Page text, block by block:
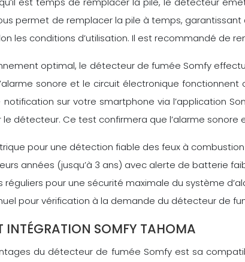
permet de remplacer la pile à temps,
les conditions d’utilisation. Il est recommandé de
optimal, le détecteur de fumée Somfy
sonore et le circuit électronique
sur votre smartphone via l’application
détecteur. Ce test confirmera que l’alarme
pour une détection fiable des feux à
années (jusqu’à 3 ans) avec alerte de batterie
pour une sécurité maximale du système
pour vérification à la demande du détecteur de
INTÉGRATION SOMFY TAHOMA
du détecteur de fumée Somfy est sa